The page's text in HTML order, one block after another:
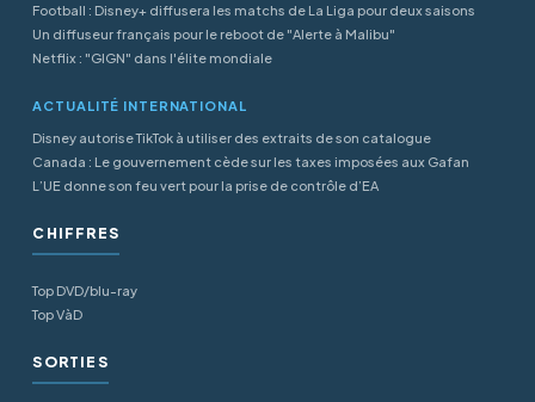
Football : Disney+ diffusera les matchs de La Liga pour deux saisons
Un diffuseur français pour le reboot de "Alerte à Malibu"
Netflix : "GIGN" dans l'élite mondiale
ACTUALITÉ INTERNATIONAL
Disney autorise TikTok à utiliser des extraits de son catalogue
Canada : Le gouvernement cède sur les taxes imposées aux Gafan
L’UE donne son feu vert pour la prise de contrôle d’EA
CHIFFRES
Top DVD/blu-ray
Top VàD
SORTIES